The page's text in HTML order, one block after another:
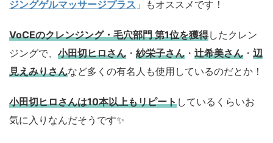
ジングゲルマッサージプラス 」もオススメです！
VoCEのクレンジング・毛穴部門 第1位を獲得したクレン
ジングで、 小田切ヒロさん ・ 紗栄子さん ・ 辻希美さん ・ 辺
見えみりさんなど多くの有名人も使用しているのだとか！
小田切ヒロさんは10本以上もリピートしているくらいお
気に入りなんだそうです✨